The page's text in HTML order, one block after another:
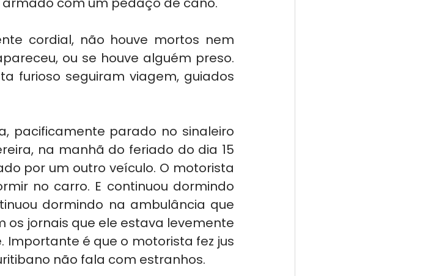
cordial, não houve mortos nem
ou se houve alguém preso.
furioso seguiram viagem, guiados
pacificamente parado no sinaleiro
na manhã do feriado do dia 15
por um outro veículo. O motorista
no carro. E continuou dormindo
dormindo na ambulância que
os jornais que ele estava levemente
Importante é que o motorista fez jus
não fala com estranhos.